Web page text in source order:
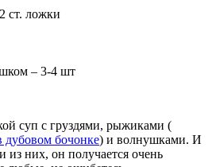
ст. ложки
– 3-4 шт
суп с груздями, рыжиками (
дубовом бочонке) и волнушками. И
из них, он получается очень